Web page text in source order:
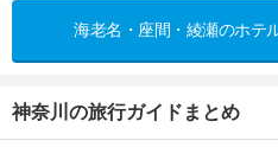
海老名・座間・綾瀬のホテ
神奈川の旅行ガイドまとめ